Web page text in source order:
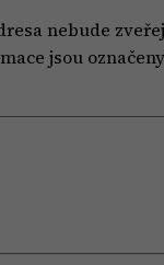
nebude
jsou